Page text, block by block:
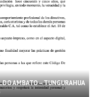
AMBATO – TUNGURAHUA